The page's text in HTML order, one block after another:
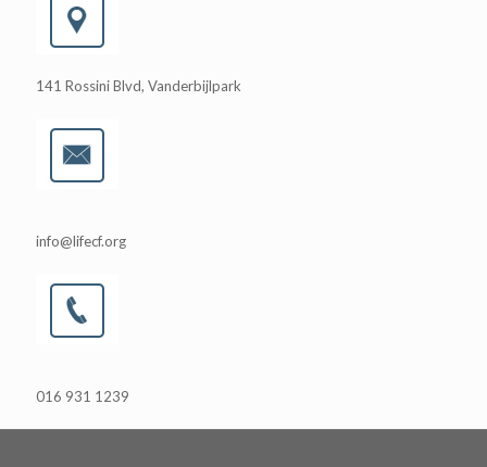
141 Rossini Blvd, Vanderbijlpark
info@lifecf.org
016 931 1239